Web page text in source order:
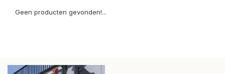
Geen producten gevonden!...